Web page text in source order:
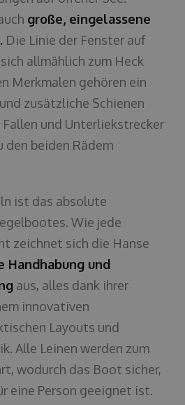
große, eingelassene
Die Linie der Fenster auf
allmählich zum Heck
Merkmalen gehören ein
zusätzliche Schienen
Fallen und Unterliekstrecker
den beiden Rädern
ist das absolute
Wie jede
zeichnet sich die Hanse
Handhabung und
aus, alles dank ihrer
innovativen
Layouts und
Alle Leinen werden zum
wodurch das Boot sicher,
eine Person geeignet ist.